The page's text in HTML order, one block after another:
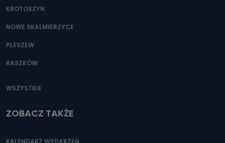
KROTOSZYN
NOWE SKALMIERZYCE
PLESZEW
RASZKÓW
WSZYSTKIE
ZOBACZ TAKŻE
KALENDARZ WYDARZEŃ